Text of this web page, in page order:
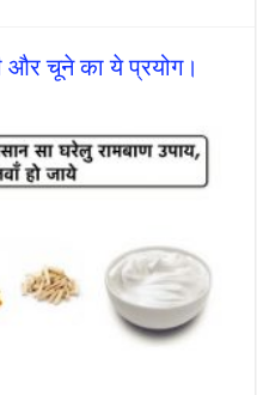
और चूने का ये प्रयोग।